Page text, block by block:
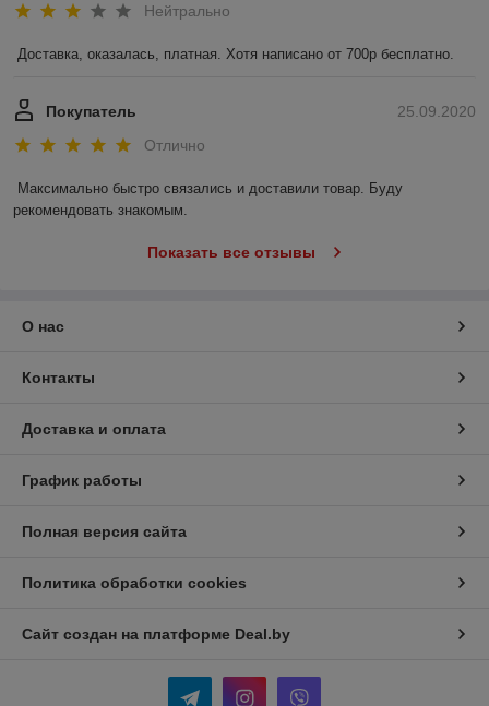
Нейтрально
Доставка, оказалась, платная. Хотя написано от 700р бесплатно.
25.09.2020
Покупатель
Отлично
Максимально быстро связались и доставили товар. Буду
рекомендовать знакомым.
Показать все отзывы
О нас
Контакты
Доставка и оплата
График работы
Полная версия сайта
Политика обработки cookies
Сайт создан на платформе Deal.by